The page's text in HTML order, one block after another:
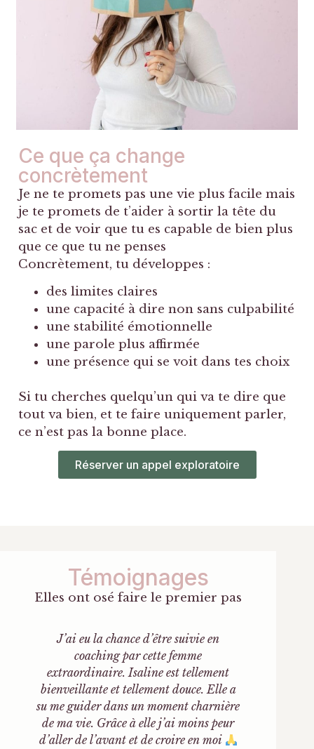
Ce que ça change
concrètement
Je ne te promets pas une vie plus facile mais
je te promets de t’aider à sortir la tête du
sac et de voir que tu es capable de bien plus
que ce que tu ne penses
Concrètement, tu développes :
des limites claires
une capacité à dire non sans culpabilité
une stabilité émotionnelle
une parole plus affirmée
une présence qui se voit dans tes choix
Si tu cherches quelqu’un qui va te dire que
tout va bien, et te faire uniquement parler,
ce n’est pas la bonne place.
Réserver un appel exploratoire
Témoignages
Elles ont osé faire le premier pas
J’ai eu la chance d’être suivie en
coaching par cette femme
extraordinaire. Isaline est tellement
bienveillante et tellement douce. Elle a
su me guider dans un moment charnière
de ma vie. Grâce à elle j’ai moins peur
d’aller de l’avant et de croire en moi